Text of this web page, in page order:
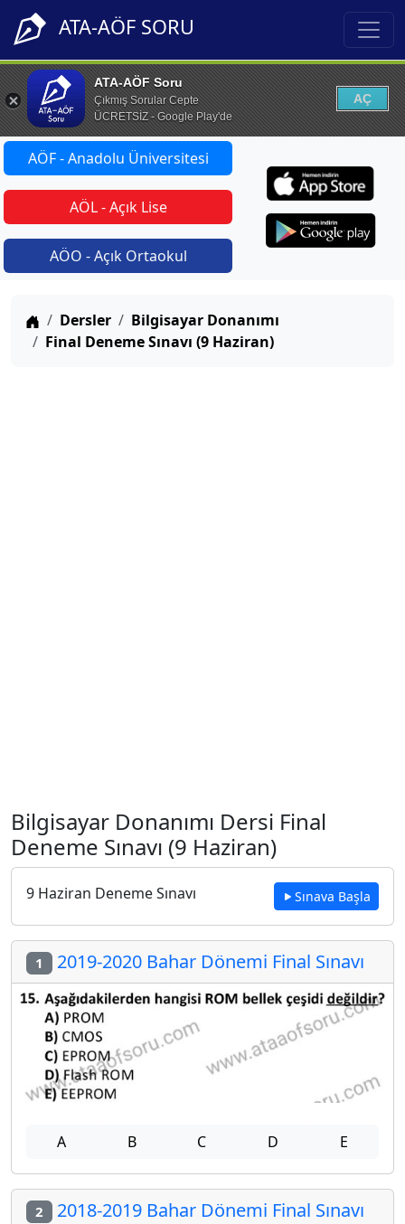
ATA-AÖF SORU
ATA-AÖF Soru
Çıkmış Sorular Cepte
ÜCRETSİZ - Google Play'de
AÇ
AÖF - Anadolu Üniversitesi
AÖL - Açık Lise
AÖO - Açık Ortaokul
Anasayfa
Dersler
Bilgisayar Donanımı
Final Deneme Sınavı (9 Haziran)
Bilgisayar Donanımı Dersi Final
Deneme Sınavı (9 Haziran)
9 Haziran Deneme Sınavı Sınava Başla
1 2019-2020 Bahar Dönemi Final Sınavı
A B C D E
2 2018-2019 Bahar Dönemi Final Sınavı